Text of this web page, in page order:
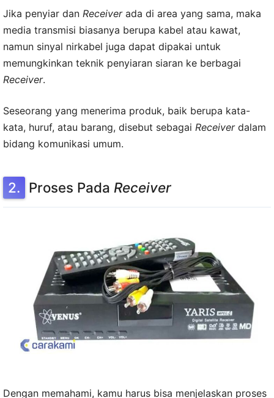
Jika penyiar dan Receiverada di area yang sama, maka
media transmisi biasanya berupa kabel atau kawat,
namun sinyal nirkabel juga dapat dipakai untuk
memungkinkan teknik penyiaran siaran ke berbagai
Receiver.
Seseorang yang menerima produk, baik berupa kata-
kata, huruf, atau barang, disebut sebagai Receiverdalam
bidang komunikasi umum.
Proses Pada Receiver
Dengan memahami, kamu harus bisa menjelaskan proses